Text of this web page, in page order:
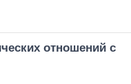
отношений с